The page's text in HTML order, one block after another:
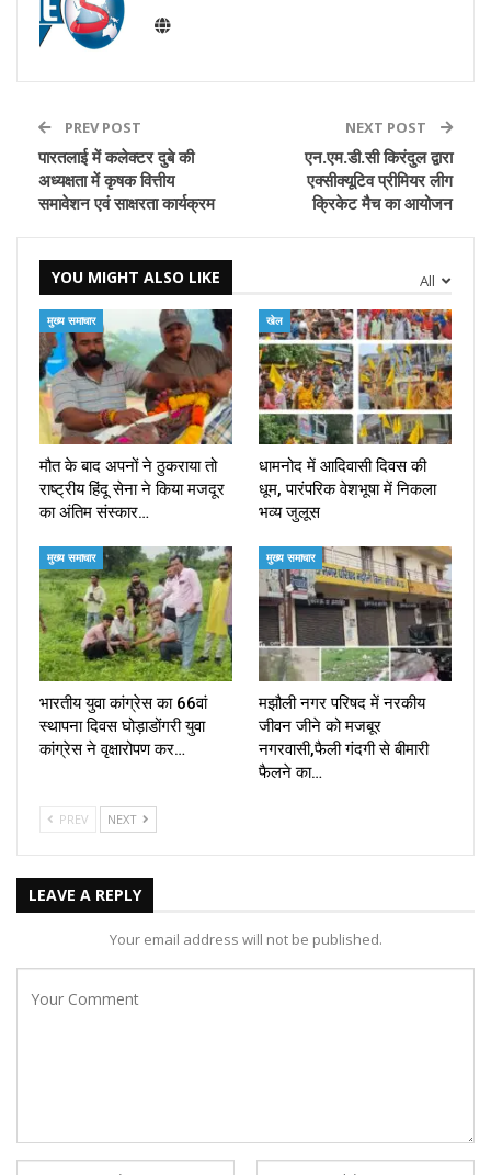
PREV POST
पारतलाई में कलेक्टर दुबे की
अध्यक्षता में कृषक वित्तीय
समावेशन एवं साक्षरता कार्यक्रम
NEXT POST
एन.एम.डी.सी किरंदुल द्वारा
एक्‍सीक्‍यूटिव प्रीमियर लीग
क्रिकेट मैच का आयोजन
All
YOU MIGHT ALSO LIKE
मुख्य समाचार
मौत के बाद अपनों ने ठुकराया तो
राष्ट्रीय हिंदू सेना ने किया मजदूर
का अंतिम संस्कार…
खेल
धामनोद में आदिवासी दिवस की
धूम, पारंपरिक वेशभूषा में निकला
भव्य जुलूस
मुख्य समाचार
भारतीय युवा कांग्रेस का 66वां
स्थापना दिवस घोड़ाडोंगरी युवा
कांग्रेस ने वृक्षारोपण कर…
मुख्य समाचार
मझौली नगर परिषद में नरकीय
जीवन जीने को मजबूर
नगरवासी,फैली गंदगी से बीमारी
फैलने का…
PREV NEXT
LEAVE A REPLY
Your email address will not be published.